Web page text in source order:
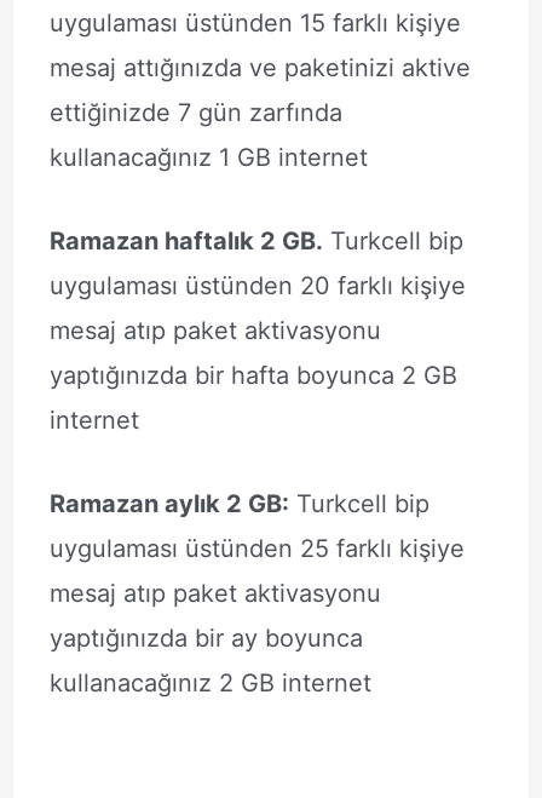
uygulaması üstünden 15 farklı kişiye
mesaj attığınızda ve paketinizi aktive
ettiğinizde 7 gün zarfında
kullanacağınız 1 GB internet
Ramazan haftalık 2 GB. Turkcell bip
uygulaması üstünden 20 farklı kişiye
mesaj atıp paket aktivasyonu
yaptığınızda bir hafta boyunca 2 GB
internet
Ramazan aylık 2 GB: Turkcell bip
uygulaması üstünden 25 farklı kişiye
mesaj atıp paket aktivasyonu
yaptığınızda bir ay boyunca
kullanacağınız 2 GB internet